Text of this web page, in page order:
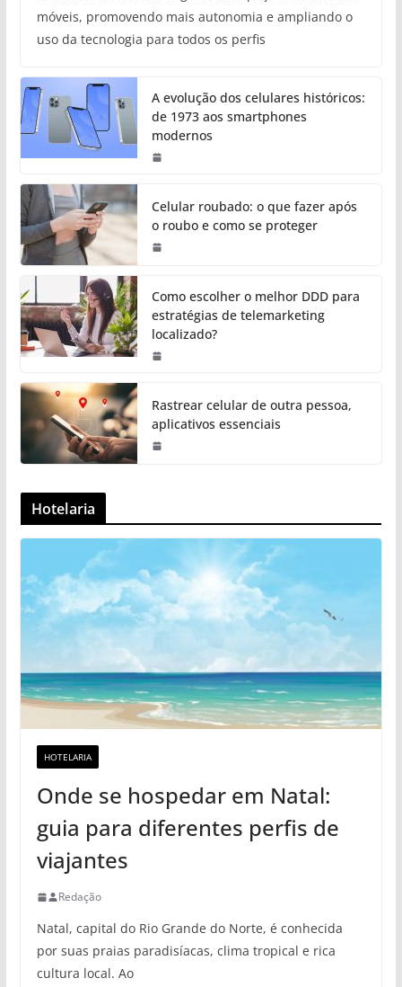
móveis, promovendo mais autonomia e ampliando o
uso da tecnologia para todos os perfis
A evolução dos celulares históricos:
de 1973 aos smartphones
modernos
Celular roubado: o que fazer após
o roubo e como se proteger
Como escolher o melhor DDD para
estratégias de telemarketing
localizado?
Rastrear celular de outra pessoa,
aplicativos essenciais
Hotelaria
HOTELARIA
Onde se hospedar em Natal:
guia para diferentes perfis de
viajantes
Redação
Natal, capital do Rio Grande do Norte, é conhecida
por suas praias paradisíacas, clima tropical e rica
cultura local. Ao